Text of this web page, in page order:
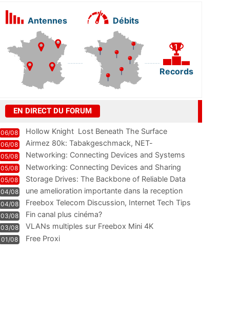
Antennes Débits
Records
EN DIRECT DU FORUM
06/08 Hollow Knight  Lost Beneath The Surface
06/08
Airmez 80k: Tabakgeschmack, NET-
Technologie und Leistung im
05/08 Networking: Connecting Devices and Systems
05/08
Networking: Connecting Devices and Sharing
Information
05/08
Storage Drives: The Backbone of Reliable Data
Management
04/08
une amelioration importante dans la reception
WIFI
04/08
Freebox Telecom Discussion, Internet Tech Tips
Communi
03/08 Fin canal plus cinéma?
03/08 VLANs multiples sur Freebox Mini 4K
01/08 Free Proxi